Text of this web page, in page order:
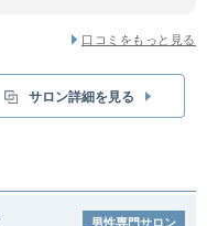
口コミをもっと見る
サロン詳細を見る
男性専門サロン